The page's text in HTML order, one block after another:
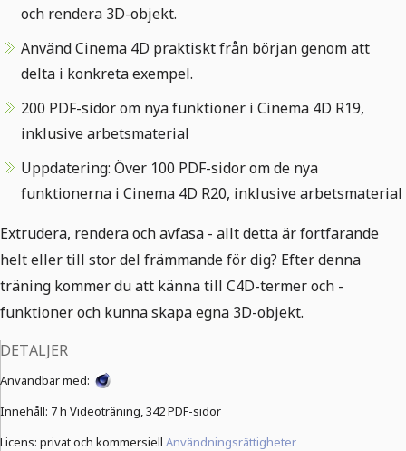
och rendera 3D-objekt.
Använd Cinema 4D praktiskt från början genom att
delta i konkreta exempel.
200 PDF-sidor om nya funktioner i Cinema 4D R19,
inklusive arbetsmaterial
Uppdatering: Över 100 PDF-sidor om de nya
funktionerna i Cinema 4D R20, inklusive arbetsmaterial
Extrudera, rendera och avfasa - allt detta är fortfarande
helt eller till stor del främmande för dig? Efter denna
träning kommer du att känna till C4D-termer och -
funktioner och kunna skapa egna 3D-objekt.
DETALJER
Användbar med:
Innehåll: 7 h Videoträning,342 PDF-sidor
Licens: privat och kommersiell Användningsrättigheter